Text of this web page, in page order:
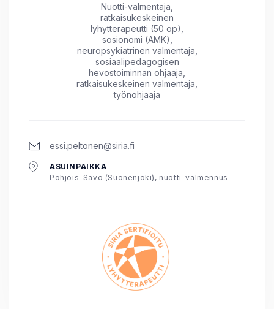
Nuotti-valmentaja,
ratkaisukeskeinen
lyhytterapeutti (50 op),
sosionomi (AMK),
neuropsykiatrinen valmentaja,
sosiaalipedagogisen
hevostoiminnan ohjaaja,
ratkaisukeskeinen valmentaja,
työnohjaaja
essi.peltonen@siria.fi
ASUINPAIKKA
Pohjois-Savo (Suonenjoki), nuotti-valmennus